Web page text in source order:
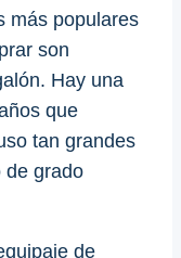
más populares
son
Hay una
que
tan grandes
de grado
de